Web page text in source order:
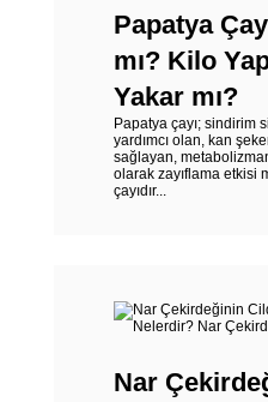
Papatya
mı? Kilo
Yakar mı?
Papatya çayı; sindirim
yardımcı olan, kan
sağlayan,
olarak zayıflama etkisi
çayıdır...
Nar